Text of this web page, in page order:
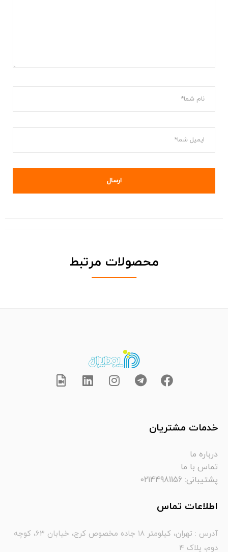
محصولات مرتبط
خدمات مشتریان
درباره ما
تماس با ما
پشتیبانی: 02144981156
اطلاعات تماس
آدرس : تهران، کیلومتر ۱۸ جاده مخصوص کرج، خیابان ۶۳، کوچه
دوم، پلاک ۴